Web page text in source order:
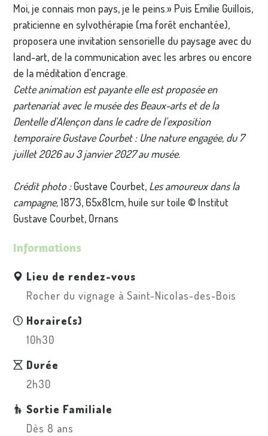
Moi, je connais mon pays, je le peins.» Puis Emilie Guillois,
praticienne en sylvothérapie (ma forêt enchantée),
proposera une invitation sensorielle du paysage avec du
land-art, de la communication avec les arbres ou encore
de la méditation d'encrage.
Cette animation est payante elle est proposée en
partenariat avec le musée des Beaux-arts et de la
Dentelle d'Alençon dans le cadre de l'exposition
temporaire Gustave Courbet : Une nature engagée, du 7
juillet 2026 au 3 janvier 2027 au musée.
Crédit photo :Gustave Courbet, Les amoureux dans la
campagne,1873, 65x81cm, huile sur toile © Institut
Gustave Courbet, Ornans
Informations
Lieu de rendez-vous
Rocher du vignage à Saint-Nicolas-des-Bois
Horaire(s)
10h30
Durée
2h30
Sortie Familiale
Dès 8 ans